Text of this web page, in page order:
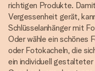
richtigen Produkte.
Vergessenheit gerät,
Schlüsselanhänger mit
Oder wähle ein schönes
oder Fotokacheln, die
ein individuell